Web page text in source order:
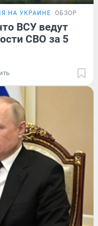
НА УКРАИНЕ ОБЗОР
ВСУ ведут
СВО за 5